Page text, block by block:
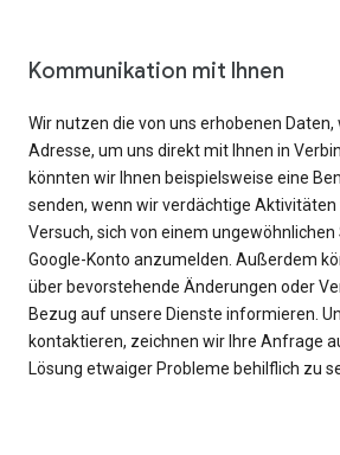
Kommunikation mit Ihnen
Wir nutzen die von uns erhobenen Daten,
Adresse, um uns direkt mit Ihnen in
könnten wir Ihnen beispielsweise eine
senden, wenn wir verdächtige
Versuch, sich von einem
Google-Konto anzumelden. Außerdem
über bevorstehende Änderungen oder
Bezug auf unsere Dienste informieren.
kontaktieren, zeichnen wir Ihre Anfrage
Lösung etwaiger Probleme behilflich zu